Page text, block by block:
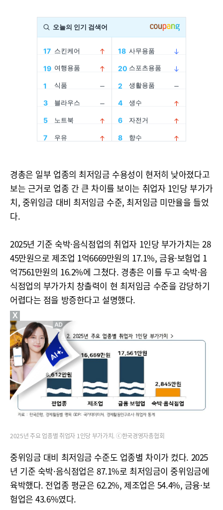
경총은 일부 업종의 최저임금 수용성이 현저히 낮아졌다고
보는 근거로 업종 간 큰 차이를 보이는 취업자 1인당 부가가
치, 중위임금 대비 최저임금 수준, 최저임금 미만율을 들었
다.
2025년 기준 숙박·음식점업의 취업자 1인당 부가가치는 28
45만원으로 제조업 1억6669만원의 17.1%, 금융·보험업 1
억7561만원의 16.2%에 그쳤다. 경총은 이를 두고 숙박·음
식점업의 부가가치 창출력이 현 최저임금 수준을 감당하기
어렵다는 점을 방증한다고 설명했다.
2025년 주요 업종별 취업자 1인당 부가가치. ⓒ한국경영자총협회
중위임금 대비 최저임금 수준도 업종별 차이가 컸다. 2025
년 기준 숙박·음식점업은 87.1%로 최저임금이 중위임금에
육박했다. 전업종 평균은 62.2%, 제조업은 54.4%, 금융·보
험업은 43.6%였다.
X